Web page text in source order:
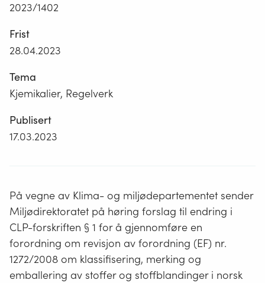
2023/1402
Frist
28.04.2023
Tema
Kjemikalier, Regelverk
Publisert
17.03.2023
På vegne av Klima- og miljødepartementet sender
Miljødirektoratet på høring forslag til endring i
CLP-forskriften § 1 for å gjennomføre en
forordning om revisjon av forordning (EF) nr.
1272/2008 om klassifisering, merking og
emballering av stoffer og stoffblandinger i norsk